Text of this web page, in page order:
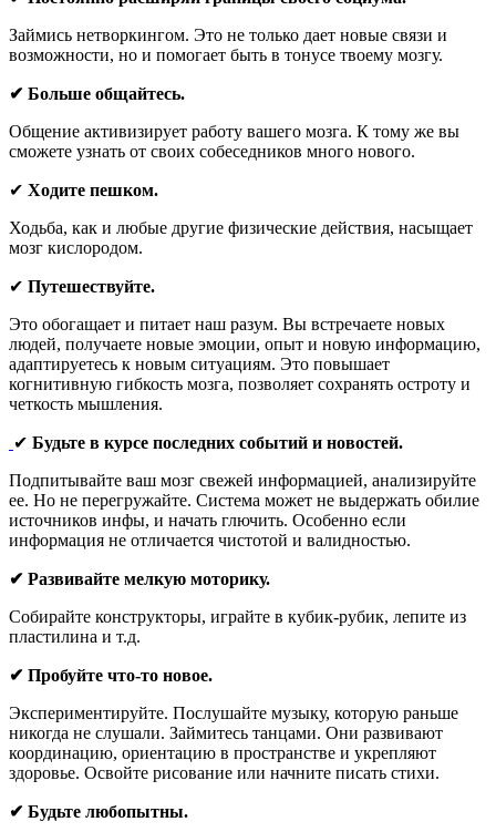
Займись нетворкингом. Это не только дает новые связи и
возможности, но и помогает быть в тонусе твоему мозгу.
✔ Больше общайтесь.
Общение активизирует работу вашего мозга. К тому же вы
сможете узнать от своих собеседников много нового.
✔ Ходите пешком.
Ходьба, как и любые другие физические действия, насыщает
мозг кислородом.
✔ Путешествуйте.
Это обогащает и питает наш разум. Вы встречаете новых
людей, получаете новые эмоции, опыт и новую информацию,
адаптируетесь к новым ситуациям. Это повышает
когнитивную гибкость мозга, позволяет сохранять остроту и
четкость мышления.
✔ Будьте в курсе последних событий и новостей.
Подпитывайте ваш мозг свежей информацией, анализируйте
ее. Но не перегружайте. Система может не выдержать обилие
источников инфы, и начать глючить. Особенно если
информация не отличается чистотой и валидностью.
✔ Развивайте мелкую моторику.
Собирайте конструкторы, играйте в кубик-рубик, лепите из
пластилина и т.д.
✔ Пробуйте что-то новое.
Экспериментируйте. Послушайте музыку, которую раньше
никогда не слушали. Займитесь танцами. Они развивают
координацию, ориентацию в пространстве и укрепляют
здоровье. Освойте рисование или начните писать стихи.
✔ Будьте любопытны.